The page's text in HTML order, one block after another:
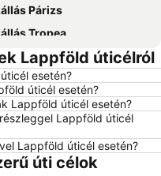
Párizs
Tropea
Eger
Bécs
London
Napospart
Rodosz sziget
Málta
Lappföld úticélról
esetén?
úticél esetén?
Lappföld úticél esetén?
Lappföld úticél
Lappföld úticél esetén?
úti célok